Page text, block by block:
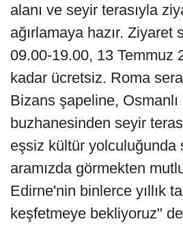
alanı ve seyir terasıyla
ağırlamaya hazır. Ziyaret
09.00-19.00, 13 Temmuz
kadar ücretsiz. Roma
Bizans şapeline, Osmanlı
buzhanesinden seyir
eşsiz kültür yolculuğunda
aramızda görmekten
Edirne'nin binlerce yıllık
keşfetmeye bekliyoruz"